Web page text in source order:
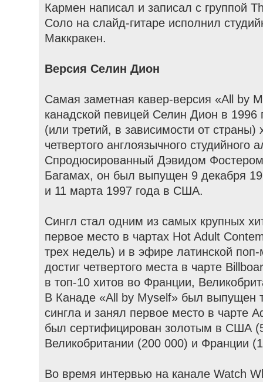
Кармен написал и записал с группой
Соло на слайд-гитаре исполнил
Маккракен.
Версия Селин Дион
Самая заметная кавер-версия «All by
канадской певицей Селин Дион в 1996
(или третий, в зависимости от страны)
четвертого англоязычного студийного
Спродюсированный Дэвидом
Багамах, он был выпущен 9 декабря
и 11 марта 1997 года в США.
Сингл стал одним из самых крупных
первое место в чартах Hot Adult
трех недель) и в эфире латинской
достиг четвертого места в чарте
в топ-10 хитов во Франции,
В Канаде «All by Myself» был выпущен
сингла и занял первое место в чарте
был сертифицирован золотым в США
Великобритании (200 000) и Франции
Во время интервью на канале Watch